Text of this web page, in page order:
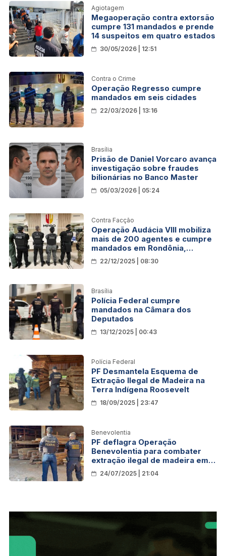
Agiotagem
Megaoperação contra extorsão
cumpre 131 mandados e prende
14 suspeitos em quatro estados
30/05/2026 | 12:51
Contra o Crime
Operação Regresso cumpre
mandados em seis cidades
22/03/2026 | 13:16
Brasília
Prisão de Daniel Vorcaro avança
investigação sobre fraudes
bilionárias no Banco Master
05/03/2026 | 05:24
Contra Facção
Operação Audácia VIII mobiliza
mais de 200 agentes e cumpre
mandados em Rondônia,
Amazonas e Paraná
22/12/2025 | 08:30
Brasília
Polícia Federal cumpre
mandados na Câmara dos
Deputados
13/12/2025 | 00:43
Polícia Federal
PF Desmantela Esquema de
Extração Ilegal de Madeira na
Terra Indígena Roosevelt
18/09/2025 | 23:47
Benevolentia
PF deflagra Operação
Benevolentia para combater
extração ilegal de madeira em
Terras Indígenas de Rondônia
24/07/2025 | 21:04